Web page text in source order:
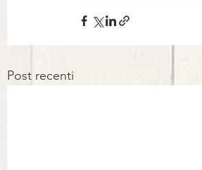
Post recenti